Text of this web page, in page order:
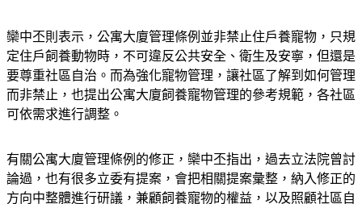
欒中丕則表示，公寓大廈管理條例並非禁止住戶養寵物，只規
定住戶飼養動物時，不可違反公共安全、衛生及安寧，但還是
要尊重社區自治。而為強化寵物管理，讓社區了解到如何管理
而非禁止，也提出公寓大廈飼養寵物管理的參考規範，各社區
有關公寓大廈管理條例的修正，欒中丕指出，過去立法院曾討
論過，也有很多立委有提案，會把相關提案彙整，納入修正的